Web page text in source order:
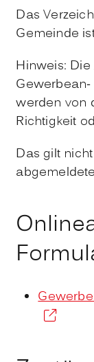
Das
Gemeinde
Hinweis:
werden von
Richtigkeit
Das gilt